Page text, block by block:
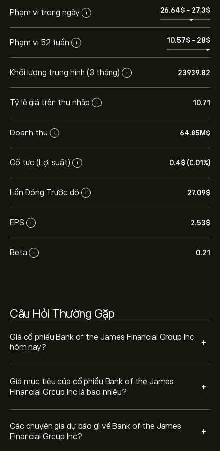
Phạm vi trong ngày i 26.64‎$‎ - 27.3‎$‎
Phạm vi 52 tuần i 10.57‎$‎ - 28‎$‎
Khối lượng trung hình (3 tháng) i 23939.82
Tỷ lệ giá trên thu nhập i 10.71
Doanh thu i 64.85M‎$‎
Cổ tức (Lợi suất) i 0.4‎$‎ (0.01%)
Lần Đóng Trước đó i 27.09‎$‎
EPS i 2.53‎$‎
Beta i 0.21
Câu Hỏi Thường Gặp
Giá cổ phiếu Bank of the James Financial Group Inc
hôm nay?
+
Giá BOTJ hôm nay là 27.05‎$‎.
Giá mục tiêu của cổ phiểu Bank of the James
Financial Group Inc là bao nhiêu?
+
Financial Group Inc là 27.05‎$‎.
eToro để
Các chuyên gia dự báo gì về Bank of the James
Financial Group Inc?
+
Các chuyên gia dự báo giá Bank of the James Financial
Group Inc dựa trên xu hướng thị trường, báo cáo tài
chính và dự kiến tăng trưởng. Hãy kiểm tra dự báo mới
nhất về giá tương lai.